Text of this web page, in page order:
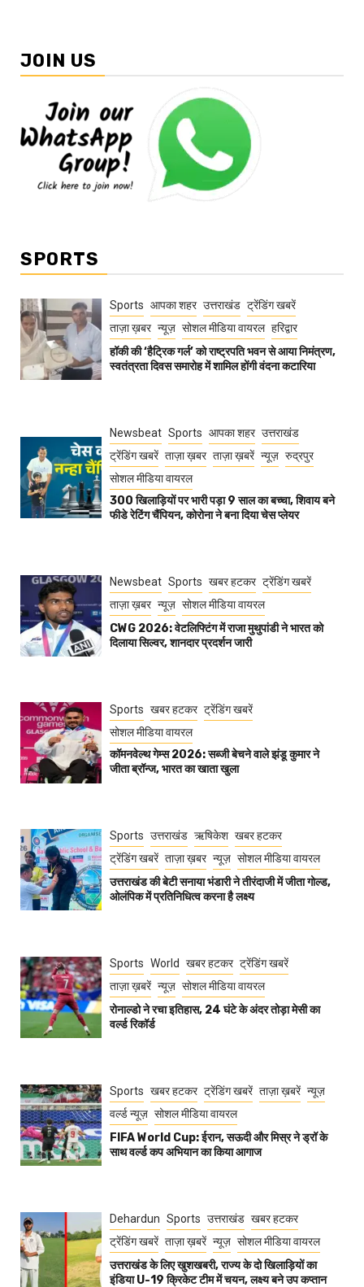
JOIN US
SPORTS
Sports आपका शहर उत्तराखंड ट्रेंडिंग खबरें
ताज़ा ख़बर न्यूज़ सोशल मीडिया वायरल हरिद्वार
हॉकी की ‘हैट्रिक गर्ल’ को राष्ट्रपति भवन से आया निमंत्रण,
स्वतंत्रता दिवस समारोह में शामिल होंगी वंदना कटारिया
Newsbeat Sports आपका शहर उत्तराखंड
ट्रेंडिंग खबरें ताज़ा ख़बर ताज़ा ख़बरें न्यूज़ रुद्रपुर
सोशल मीडिया वायरल
300 खिलाड़ियों पर भारी पड़ा 9 साल का बच्चा, शिवाय बने
फीडे रेटिंग चैंपियन, कोरोना ने बना दिया चेस प्लेयर
Newsbeat Sports खबर हटकर ट्रेंडिंग खबरें
ताज़ा ख़बर न्यूज़ सोशल मीडिया वायरल
CWG 2026: वेटलिफ्टिंग में राजा मुथुपांडी ने भारत को
दिलाया सिल्वर, शानदार प्रदर्शन जारी
Sports खबर हटकर ट्रेंडिंग खबरें
सोशल मीडिया वायरल
कॉमनवेल्थ गेम्स 2026: सब्जी बेचने वाले झंडू कुमार ने
जीता ब्रॉन्ज, भारत का खाता खुला
Sports उत्तराखंड ऋषिकेश खबर हटकर
ट्रेंडिंग खबरें ताज़ा ख़बर न्यूज़ सोशल मीडिया वायरल
उत्तराखंड की बेटी सनाया भंडारी ने तीरंदाजी में जीता गोल्ड,
ओलंपिक में प्रतिनिधित्व करना है लक्ष्य
Sports World खबर हटकर ट्रेंडिंग खबरें
ताज़ा ख़बरें न्यूज़ सोशल मीडिया वायरल
रोनाल्डो ने रचा इतिहास, 24 घंटे के अंदर तोड़ा मेसी का
वर्ल्ड रिकॉर्ड
Sports खबर हटकर ट्रेंडिंग खबरें ताज़ा ख़बरें न्यूज़
वर्ल्ड न्यूज़ सोशल मीडिया वायरल
FIFA World Cup: ईरान, सऊदी और मिस्र ने ड्रॉ के
साथ वर्ल्ड कप अभियान का किया आगाज
Dehardun Sports उत्तराखंड खबर हटकर
ट्रेंडिंग खबरें ताज़ा ख़बरें न्यूज़ सोशल मीडिया वायरल
उत्तराखंड के लिए खुशखबरी, राज्य के दो खिलाड़ियों का
इंडिया U-19 क्रिकेट टीम में चयन, लक्ष्य बने उप कप्तान